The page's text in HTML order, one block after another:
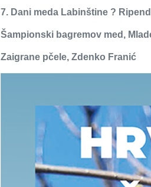
7. Dani meda Labinštine ?
Šampionski bagremov med,
Zaigrane pčele, Zdenko Franić